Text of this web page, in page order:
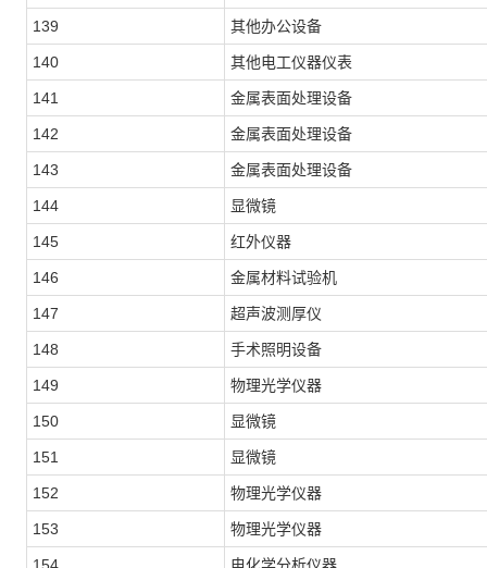
139 其他办公设备
140 其他电工仪器仪表
141 金属表面处理设备
142 金属表面处理设备
143 金属表面处理设备
144 显微镜
145 红外仪器
146 金属材料试验机
147 超声波测厚仪
148 手术照明设备
149 物理光学仪器
150 显微镜
151 显微镜
152 物理光学仪器
153 物理光学仪器